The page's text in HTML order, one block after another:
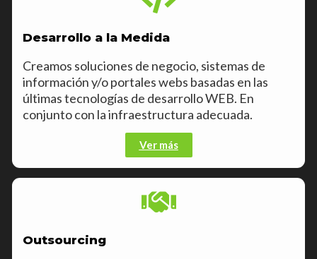
Desarrollo a la Medida
Creamos soluciones de negocio, sistemas de
información y/oportales webs basadas en las
últimastecnologías de desarrollo WEB. En
conjunto con la infraestructura adecuada.
Ver más
Outsourcing